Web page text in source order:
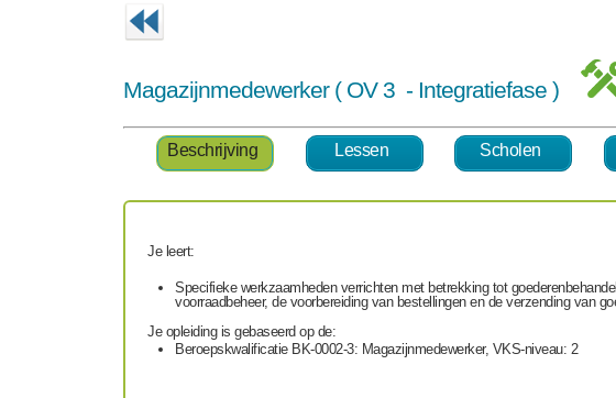
Magazijnmedewerker ( OV 3 - Integratiefase )
Beschrijving Lessen Scholen
Je leert:
Specifieke werkzaamheden verrichten met betrekking tot
voorraadbeheer, de voorbereiding van bestellingen en de verzending van
Je opleiding is gebaseerd op de:
Beroepskwalificatie BK-0002-3: Magazijnmedewerker, VKS-niveau: 2